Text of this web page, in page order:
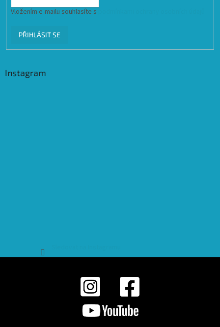
Vložením e-mailu souhlasíte s
PŘIHLÁSIT SE
Instagram